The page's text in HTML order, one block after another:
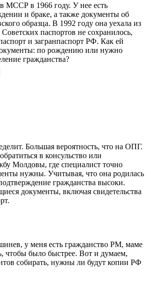
МССР в 1966 году. У нее есть
и браке, а также документы об
образца. В 1992 году она уехала из
паспортов не сохранилось,
и загранпаспорт РФ. Как ей
по рождению или нужно
гражданства?
Большая вероятность, что на ОПГ.
в консульство или
Молдовы, где специалист точно
нужны. Учитывая, что она родилась
гражданства высоки.
документы, включая свидетельства
у меня есть гражданство РМ, маме
чтобы было быстрее. Вот и думаем,
собирать, нужны ли будут копии РФ